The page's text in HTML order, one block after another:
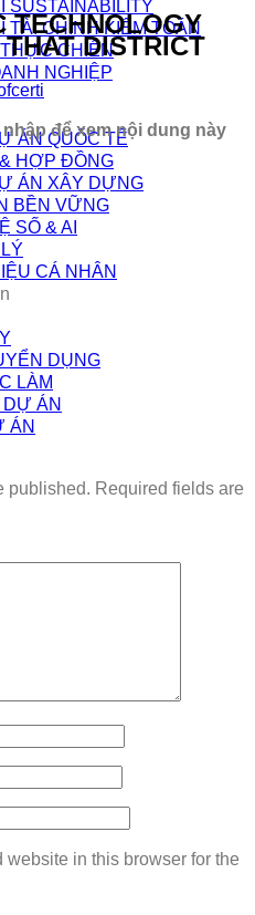
SUSTAINABILITY
TÀI CHÍNH KIỂM TOÁN
CHIẾN
NGHIỆP
ÁN QUỐC TẾ
HỢP ĐỒNG
ÁN XÂY DỰNG
BỀN VỮNG
SỐ & AI
CÁ NHÂN
DỤNG
LÀM
ÁN
ÁN
TECHNOLOGY
DISTRICT
để xem nội dung này
published. Required fields are
website in this browser for the